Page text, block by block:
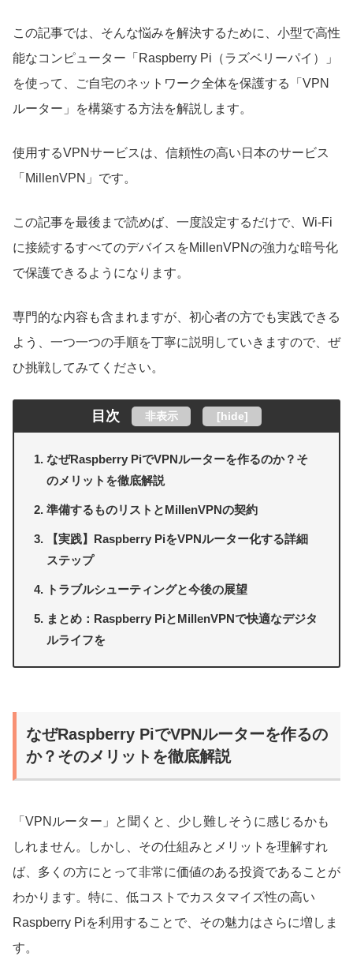
この記事では、そんな悩みを解決するために、小型で高性
能なコンピューター「Raspberry Pi（ラズベリーパイ）」
を使って、ご自宅のネットワーク全体を保護する「VPN
ルーター」を構築する方法を解説します。
使用するVPNサービスは、信頼性の高い日本のサービス
「MillenVPN」です。
この記事を最後まで読めば、一度設定するだけで、Wi-Fi
に接続するすべてのデバイスをMillenVPNの強力な暗号化
で保護できるようになります。
専門的な内容も含まれますが、初心者の方でも実践できる
よう、一つ一つの手順を丁寧に説明していきますので、ぜ
ひ挑戦してみてください。
目次 非表示 [hide]
なぜRaspberry PiでVPNルーターを作るのか？そ
のメリットを徹底解説
準備するものリストとMillenVPNの契約
【実践】Raspberry PiをVPNルーター化する詳細
ステップ
トラブルシューティングと今後の展望
まとめ：Raspberry PiとMillenVPNで快適なデジタ
ルライフを
なぜRaspberry PiでVPNルーターを作るの
か？そのメリットを徹底解説
「VPNルーター」と聞くと、少し難しそうに感じるかも
しれません。しかし、その仕組みとメリットを理解すれ
ば、多くの方にとって非常に価値のある投資であることが
わかります。特に、低コストでカスタマイズ性の高い
Raspberry Piを利用することで、その魅力はさらに増しま
す。